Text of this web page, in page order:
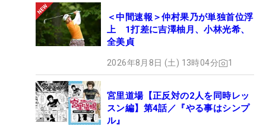
＜中間速報＞仲村果乃が単独首位浮
上 1打差に吉澤柚月、小林光希、
全美貞
2026年8月8日 (土) 13時04分 1
宮里道場【正反対の2人を同時レッ
スン編】第4話／『やる事はシンプ
ル』